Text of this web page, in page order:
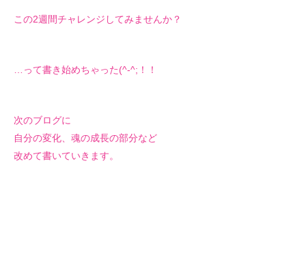
この2週間チャレンジしてみませんか？
…って書き始めちゃった(^-^;！！
次のブログに
自分の変化、魂の成長の部分など
改めて書いていきます。